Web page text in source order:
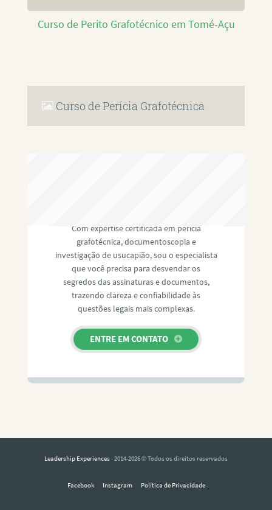
Curso de Perito Grafotécnico em Tomé-Açu
Curso de Perícia Grafotécnica
Com expertise certificada em perícia
grafotécnica, documentoscopia e
investigação de usucapião, sou o especialista
que você precisa para desvendar os
segredos das assinaturas e documentos,
trazendo clareza e confiabilidade às
questões legais mais complexas.
ENTRE EM CONTATO
Leadership Experiences · 2014-2026 © Todos os direitos reservados
Facebook Instagram Política de Privacidade